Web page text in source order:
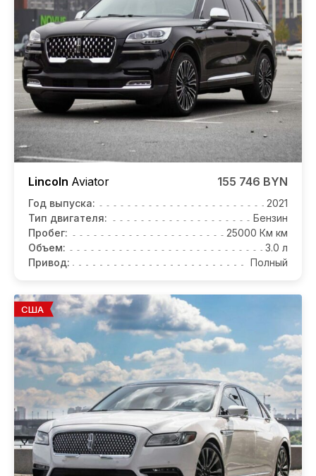
Lincoln Aviator 155 746 BYN
Год выпуска:
2021
Тип двигателя:
Бензин
Пробег:
25000 Км км
Объем:
3.0 л
Привод:
Полный
США